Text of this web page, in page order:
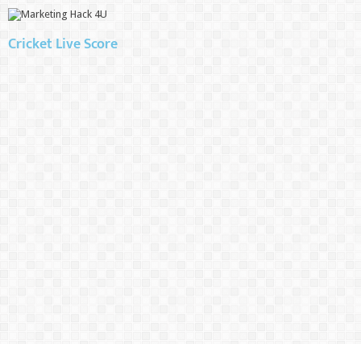
Cricket Live Score